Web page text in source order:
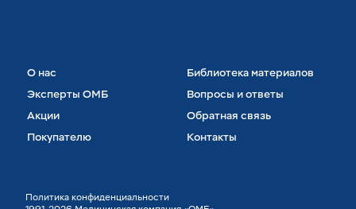
О нас
Эксперты ОМБ
Акции
Покупателю
Библиотека материалов
Вопросы и ответы
Обратная связь
Контакты
Политика конфиденциальности